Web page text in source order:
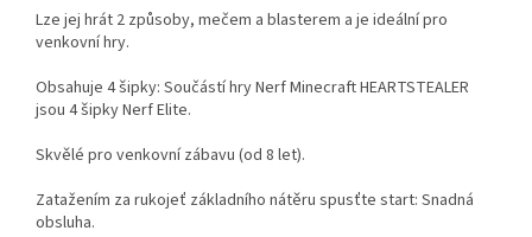
Lze jej hrát 2 způsoby, mečem a blasterem a je ideální pro
venkovní hry.
Obsahuje 4 šipky: Součástí hry Nerf Minecraft HEARTSTEALER
jsou 4 šipky Nerf Elite.
Skvělé pro venkovní zábavu (od 8 let).
Zatažením za rukojeť základního nátěru spusťte start: Snadná
obsluha.